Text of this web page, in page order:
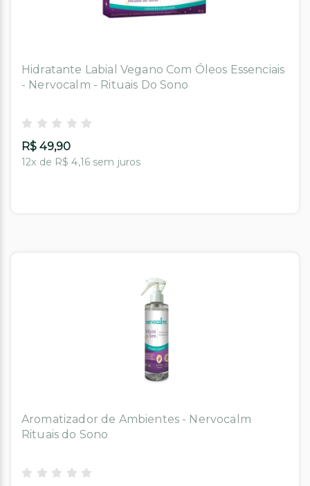
Hidratante Labial Vegano Com Óleos Essenciais
- Nervocalm - Rituais Do Sono
R$ 49,90
12x de R$ 4,16 sem juros
Aromatizador de Ambientes - Nervocalm
Rituais do Sono